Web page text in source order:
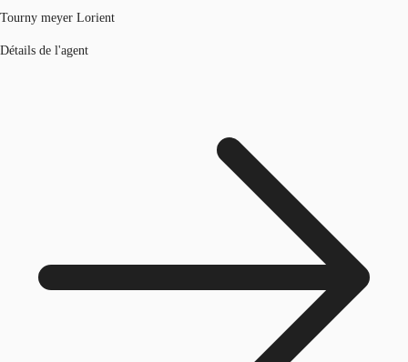
Tourny meyer Lorient
Détails de l'agent